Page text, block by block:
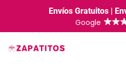
Envíos Gratuitos |